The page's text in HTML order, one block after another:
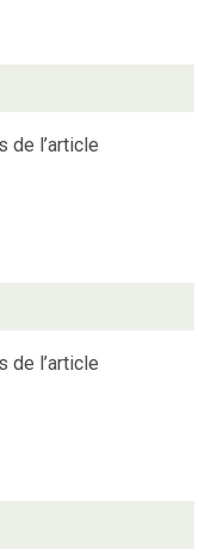
de l’article
de l’article